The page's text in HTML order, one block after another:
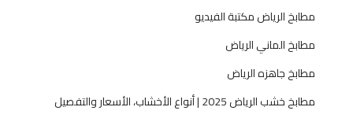
مطابخ الرياض مكتبة الفيديو
مطابخ الماني الرياض
مطابخ جاهزه الرياض
مطابخ خشب الرياض 2025 | أنواع الأخشاب، الأسعار والتفصيل